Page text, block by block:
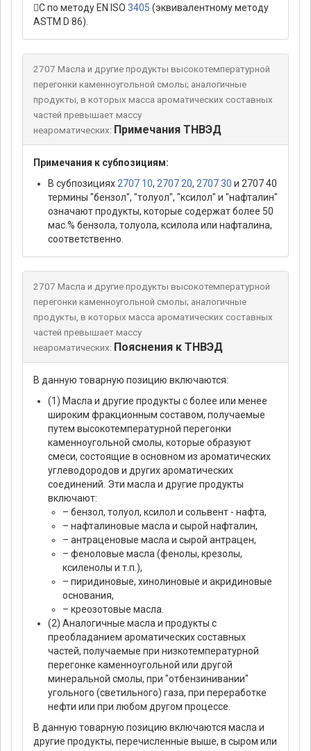
С по методу EN ISO 3405 (эквивалентному методу
ASTM D 86).
2707 Масла и другие продукты высокотемпературной
перегонки каменноугольной смолы; аналогичные
продукты, в которых масса ароматических составных
частей превышает массу
неароматических: Примечания ТНВЭД
Примечания к субпозициям:
В субпозициях 2707 10, 2707 20, 2707 30 и 2707 40
термины "бензол", "толуол", "ксилол" и "нафталин"
означают продукты, которые содержат более 50
мас.% бензола, толуола, ксилола или нафталина,
соответственно.
2707 Масла и другие продукты высокотемпературной
перегонки каменноугольной смолы; аналогичные
продукты, в которых масса ароматических составных
частей превышает массу
неароматических: Пояснения к ТНВЭД
В данную товарную позицию включаются:
(1) Масла и другие продукты с более или менее
широким фракционным составом, получаемые
путем высокотемпературной перегонки
каменноугольной смолы, которые образуют
смеси, состоящие в основном из ароматических
углеводородов и других ароматических
соединений. Эти масла и другие продукты
включают:
– бензол, толуол, ксилол и сольвент - нафта,
– нафталиновые масла и сырой нафталин,
– антраценовые масла и сырой антрацен,
– феноловые масла (фенолы, крезолы,
ксиленолы и т.п.),
– пиридиновые, хинолиновые и акридиновые
основания,
– креозотовые масла.
(2) Аналогичные масла и продукты с
преобладанием ароматических составных
частей, получаемые при низкотемпературной
перегонке каменноугольной или другой
минеральной смолы, при "отбензинивании"
угольного (светильного) газа, при переработке
нефти или при любом другом процессе.
В данную товарную позицию включаются масла и
другие продукты, перечисленные выше, в сыром или